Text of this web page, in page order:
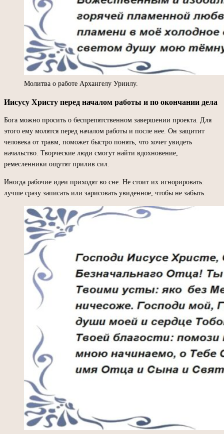
Молитва о работе Архангелу Уриилу.
Иисусу Христу перед началом работы и по окончании дела
Бога можно просить о беспрепятственном завершении проекта. Для
этого ему молятся перед началом работы и после нее. Он защитит
человека от травм, поможет быстро понять, что хочет увидеть
начальство. Творческие люди смогут найти вдохновение,
ремесленники ощутят прилив сил.
Иногда рабочие идеи приходят во сне. Не стоит их игнорировать:
лучше сразу записать или зарисовать увиденное, чтобы не забыть.